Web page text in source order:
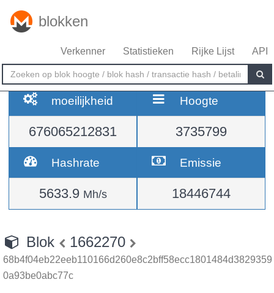
blokken
Verkenner Statistieken Rijke Lijst API
moeilijkheid
676065212831
Hoogte
3735799
Hashrate
5633.9 Mh/s
Emissie
18446744
Blok 1662270
68b4f04eb22eeb110166d260e8c2bff58ecc1801484d3829359
0a93be0abc77c